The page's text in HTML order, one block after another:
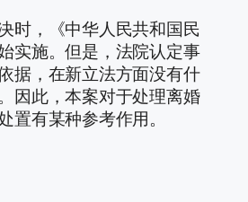
时，《中华人民共和国民
实施。但是，法院认定事
据，在新立法方面没有什
因此，本案对于处理离婚
置有某种参考作用。